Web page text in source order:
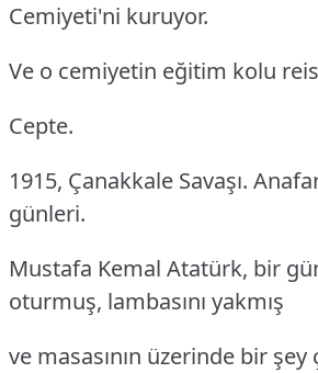
Cemiyeti'ni kuruyor.
Ve o cemiyetin eğitim kolu
Cepte.
1915, Çanakkale Savaşı.
günleri.
Mustafa Kemal Atatürk, bir
oturmuş, lambasını yakmış
ve masasının üzerinde bir şey